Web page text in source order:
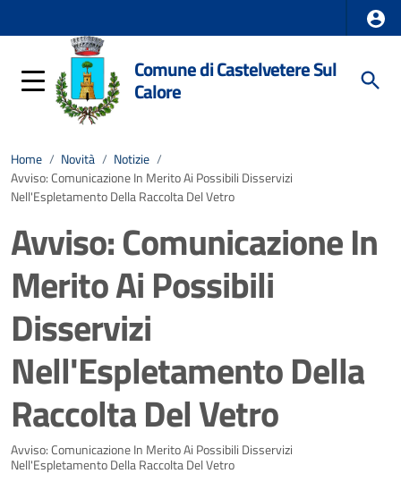
Comune di Castelvetere Sul
Calore
Home / Novità / Notizie /
Avviso: Comunicazione In Merito Ai Possibili Disservizi
Nell'Espletamento Della Raccolta Del Vetro
Avviso: Comunicazione In
Merito Ai Possibili
Disservizi
Nell'Espletamento Della
Raccolta Del Vetro
Dettagli della notizia
Avviso: Comunicazione In Merito Ai Possibili Disservizi
Nell'Espletamento Della Raccolta Del Vetro